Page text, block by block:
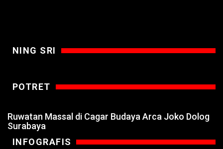
NING SRI
POTRET
Ruwatan Massal di Cagar Budaya Arca Joko Dolog
Surabaya
INFOGRAFIS